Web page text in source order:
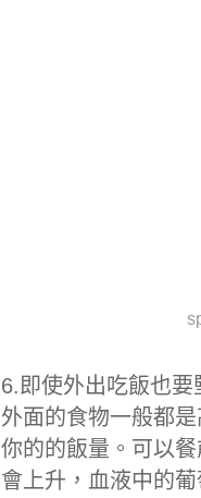
6.即使外出吃飯也要
外面的食物一般都
你的的飯量。可以
會上升，血液中的